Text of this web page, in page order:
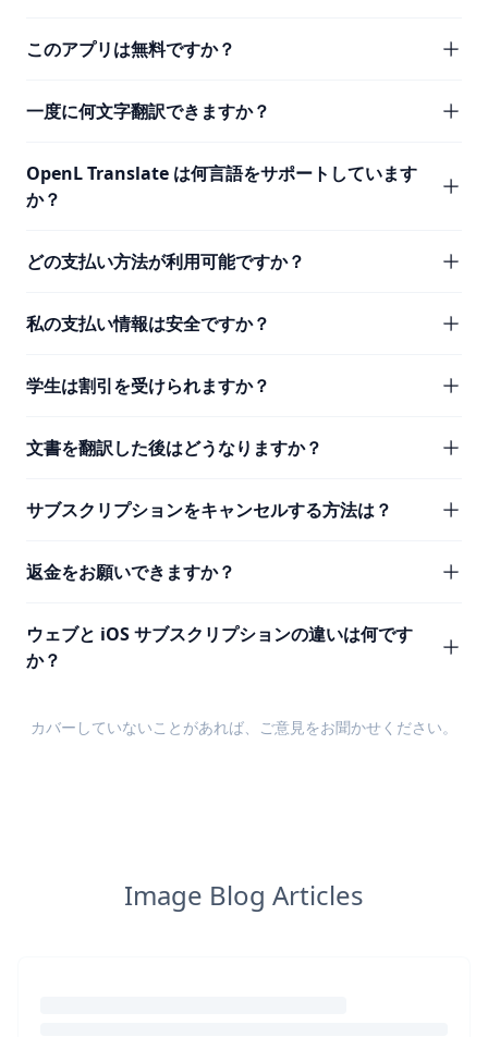
このアプリは無料ですか？
一度に何文字翻訳できますか？
OpenL Translate は何言語をサポートしています
か？
どの支払い方法が利用可能ですか？
私の支払い情報は安全ですか？
学生は割引を受けられますか？
文書を翻訳した後はどうなりますか？
サブスクリプションをキャンセルする方法は？
返金をお願いできますか？
ウェブと iOS サブスクリプションの違いは何です
か？
カバーしていないことがあれば、 ご意見をお聞かせください。
Image Blog Articles